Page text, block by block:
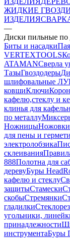
ЖИДКИЕ
ИЗДЕЛИЯ
—
Диски пильные по
Биты и насадки
VERTEXTOOLS
ATAMANСверла
ТазыГвоздодеры
шлифовальные
ковшиКлючи
кафелю,стеклу и
клинья для
по металлу
НожницыНожовки
для пены и
электролобзика
склеивания
888Полотна для
деревуБуры
кафелю и стеклу
защитыСтамески
скобыСтремянки
гладилки
угольники,
принадлежности
инструментаБуры